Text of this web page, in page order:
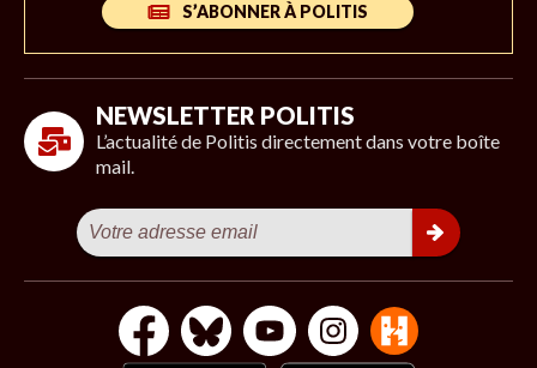
S’ABONNER À POLITIS
NEWSLETTER POLITIS
L’actualité de Politis directement dans votre boîte
mail.